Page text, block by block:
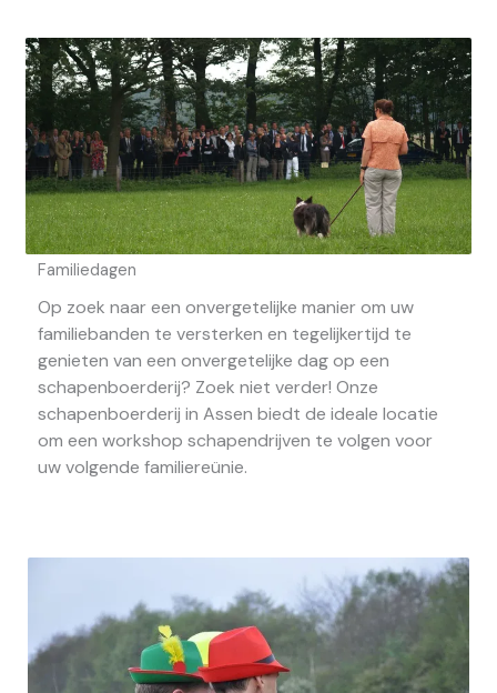
Familiedagen
Op zoek naar een onvergetelijke manier om uw
familiebanden te versterken en tegelijkertijd te
genieten van een onvergetelijke dag op een
schapenboerderij? Zoek niet verder! Onze
schapenboerderij in Assen biedt de ideale locatie
om een workshop schapendrijven te volgen voor
uw volgende familiereünie.